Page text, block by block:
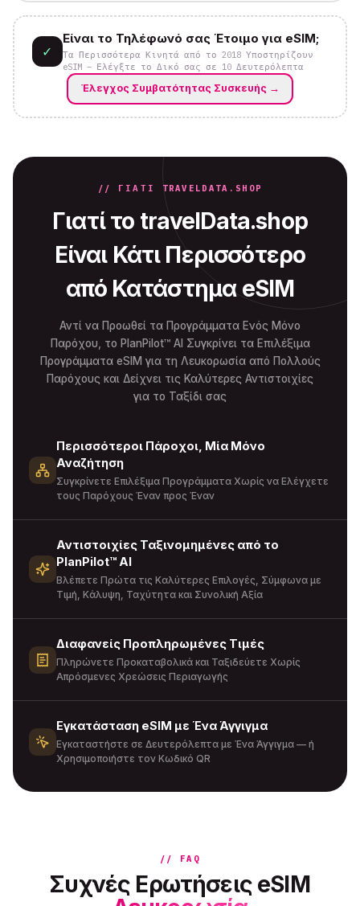
✓
Είναι το Τηλέφωνό σας Έτοιμο για eSIM;
Τα Περισσότερα Κινητά από το 2018 Υποστηρίζουν
eSIM – Ελέγξτε το Δικό σας σε 10 Δευτερόλεπτα
Έλεγχος Συμβατότητας Συσκευής →
// ΓΙΑΤΊ TRAVELDATA.SHOP
Γιατί το travelData.shop
Είναι Κάτι Περισσότερο
από Κατάστημα eSIM
Αντί να Προωθεί τα Προγράμματα Ενός Μόνο
Παρόχου, το PlanPilot™ AI Συγκρίνει τα Επιλέξιμα
Προγράμματα eSIM για τη Λευκορωσία από Πολλούς
Παρόχους και Δείχνει τις Καλύτερες Αντιστοιχίες
για το Ταξίδι σας
Περισσότεροι Πάροχοι, Μία Μόνο
Αναζήτηση
Συγκρίνετε Επιλέξιμα Προγράμματα Χωρίς να Ελέγχετε
τους Παρόχους Έναν προς Έναν
Αντιστοιχίες Ταξινομημένες από το
PlanPilot™ AI
Βλέπετε Πρώτα τις Καλύτερες Επιλογές, Σύμφωνα με
Τιμή, Κάλυψη, Ταχύτητα και Συνολική Αξία
Διαφανείς Προπληρωμένες Τιμές
Πληρώνετε Προκαταβολικά και Ταξιδεύετε Χωρίς
Απρόσμενες Χρεώσεις Περιαγωγής
Εγκατάσταση eSIM με Ένα Άγγιγμα
Εγκαταστήστε σε Δευτερόλεπτα με Ένα Άγγιγμα — ή
Χρησιμοποιήστε τον Κωδικό QR
// FAQ
Συχνές Ερωτήσεις eSIM